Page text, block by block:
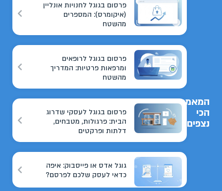
המאמרים
הכי
נצפים
פרסום בגוגל לחנויות אונליין
(איקומרס): המספרים
מהשטח
פרסום בגוגל לרופאים
ומרפאות פרטיות: המדריך
מהשטח
פרסום בגוגל לעסקי שדרוג
הבית: פרגולות, מטבחים,
דלתות ופרקטים
גוגל אדס או פייסבוק: איפה
כדאי לעסק שלכם לפרסם?